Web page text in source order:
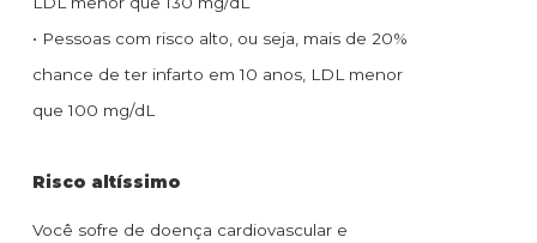
• Pessoas com risco alto, ou seja, mais de 20%
chance de ter infarto em 10 anos, LDL menor
que 100 mg/dL
Risco altíssimo
Você sofre de doença cardiovascular e